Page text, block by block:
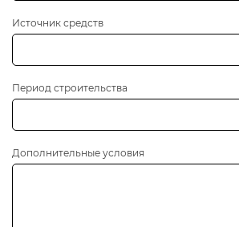
Источник средств
Период строительства
Дополнительные условия